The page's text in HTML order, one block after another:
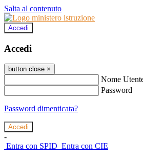
Salta al contenuto
Accedi
Accedi
button close ×
Nome
Password
Password dimenticata?
-
Entra con SPID Entra con CIE